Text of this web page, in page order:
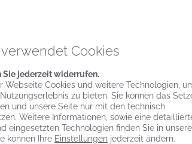
punktet mit reduziertem
Schlicht, schön und mit vielen
Features – das zeichnet Phönix
>>
Cookies
Sie jederzeit widerrufen.
Webseite Cookies und weitere Technologien,
zu bieten. Sie können das
und unsere Seite nur mit den technisch
Weitere Informationen, sowie eine
eingesetzten Technologien finden Sie in
können Ihre Einstellungen jederzeit ändern.